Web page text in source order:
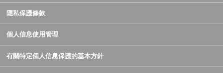
隱私保護條款
個人信息使用管理
有關特定個人信息保護的基本方針